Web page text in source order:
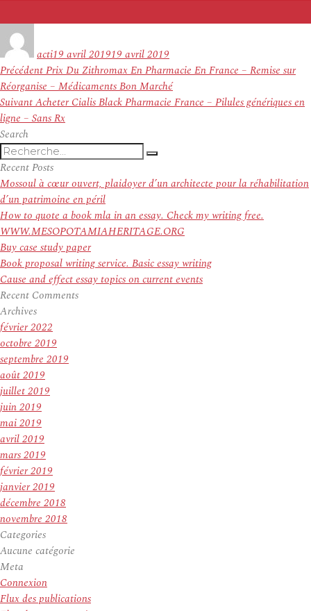
actile
19 avril 201919 avril 2019
Navigation
de
l’article
PrécédentArticle
précédent :
Prix Du Zithromax En Pharmacie En France – Remise sur
Réorganise – Médicaments Bon Marché
SuivantArticle
suivant :
Acheter Cialis Black Pharmacie France – Pilules génériques en
ligne – Sans Rx
Search
Recherche
pour
:
Recherche
Recent Posts
Mossoul à cœur ouvert, plaidoyer d’un architecte pour la réhabilitation
d’un patrimoine en péril
How to quote a book mla in an essay. Check my writing free.
WWW.MESOPOTAMIAHERITAGE.ORG
Buy case study paper
Book proposal writing service. Basic essay writing
Cause and effect essay topics on current events
Recent Comments
Archives
février 2022
octobre 2019
septembre 2019
août 2019
juillet 2019
juin 2019
mai 2019
avril 2019
mars 2019
février 2019
janvier 2019
décembre 2018
novembre 2018
Categories
Aucune catégorie
Meta
Connexion
Flux des publications